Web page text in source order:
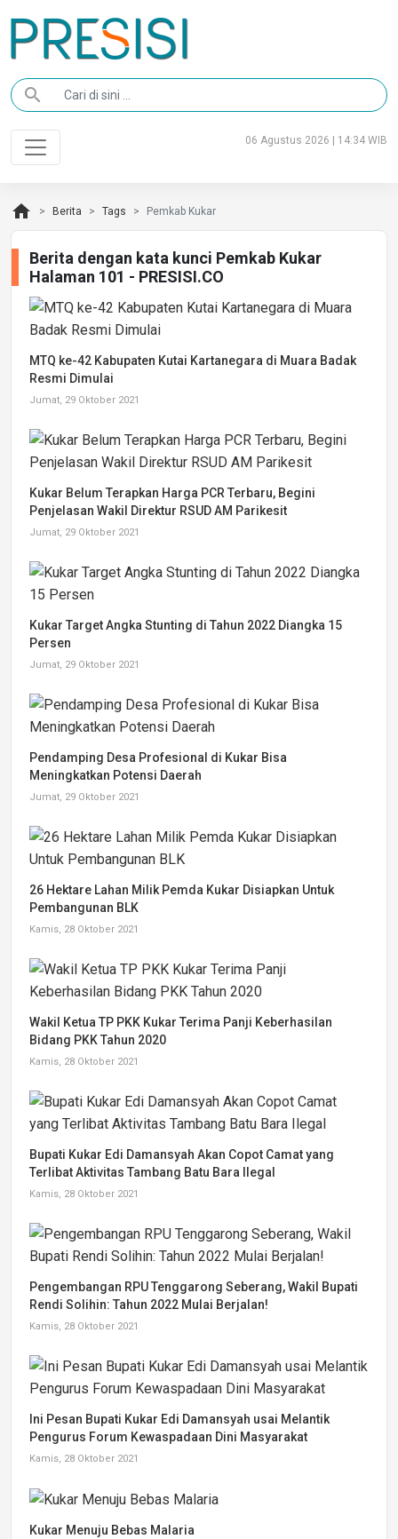
search
06 Agustus 2026 | 14:34 WIB
home Berita Tags Pemkab Kukar
Berita dengan kata kunci Pemkab Kukar
Halaman 101 - PRESISI.CO
MTQ ke-42 Kabupaten Kutai Kartanegara di Muara Badak
Resmi Dimulai
Jumat, 29 Oktober 2021
Kukar Belum Terapkan Harga PCR Terbaru, Begini
Penjelasan Wakil Direktur RSUD AM Parikesit
Jumat, 29 Oktober 2021
Kukar Target Angka Stunting di Tahun 2022 Diangka 15
Persen
Jumat, 29 Oktober 2021
Pendamping Desa Profesional di Kukar Bisa
Meningkatkan Potensi Daerah
Jumat, 29 Oktober 2021
26 Hektare Lahan Milik Pemda Kukar Disiapkan Untuk
Pembangunan BLK
Kamis, 28 Oktober 2021
Wakil Ketua TP PKK Kukar Terima Panji Keberhasilan
Bidang PKK Tahun 2020
Kamis, 28 Oktober 2021
Bupati Kukar Edi Damansyah Akan Copot Camat yang
Terlibat Aktivitas Tambang Batu Bara Ilegal
Kamis, 28 Oktober 2021
Pengembangan RPU Tenggarong Seberang, Wakil Bupati
Rendi Solihin: Tahun 2022 Mulai Berjalan!
Kamis, 28 Oktober 2021
Ini Pesan Bupati Kukar Edi Damansyah usai Melantik
Pengurus Forum Kewaspadaan Dini Masyarakat
Kamis, 28 Oktober 2021
Kukar Menuju Bebas Malaria